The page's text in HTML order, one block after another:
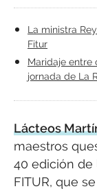
La ministra
Fitur
Maridaje entre
jornada de La
Lácteos
maestros
40 edición de
FITUR, que